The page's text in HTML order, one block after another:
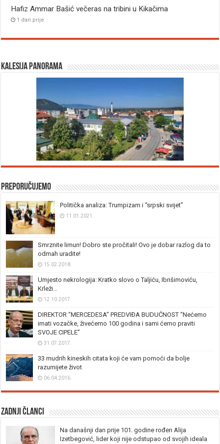
Hafiz Ammar Bašić večeras na tribini u Kikačima
1 dan prije
Kalesija panorama
Preporučujemo
Politička analiza: Trumpizam i “srpski svijet”
11.01.2021.
Smrznite limun! Dobro ste pročitali! Ovo je dobar razlog da to
odmah uradite!
15.02.2018.
Umjesto nekrologija: Kratko slovo o Taljiću, Ibrišimoviću,
Krleži…
12.10.2017.
DIREKTOR “MERCEDESA” PREDVIĐA BUDUĆNOST “Nećemo
imati vozačke, živećemo 100 godina i sami ćemo praviti
SVOJE CIPELE”
31.07.2017.
33 mudrih kineskih citata koji će vam pomoći da bolje
razumijete život
06.04.2016.
Zadnji članci
Na današnji dan prije 101. godine rođen Alija
Izetbegović, lider koji nije odstupao od svojih ideala